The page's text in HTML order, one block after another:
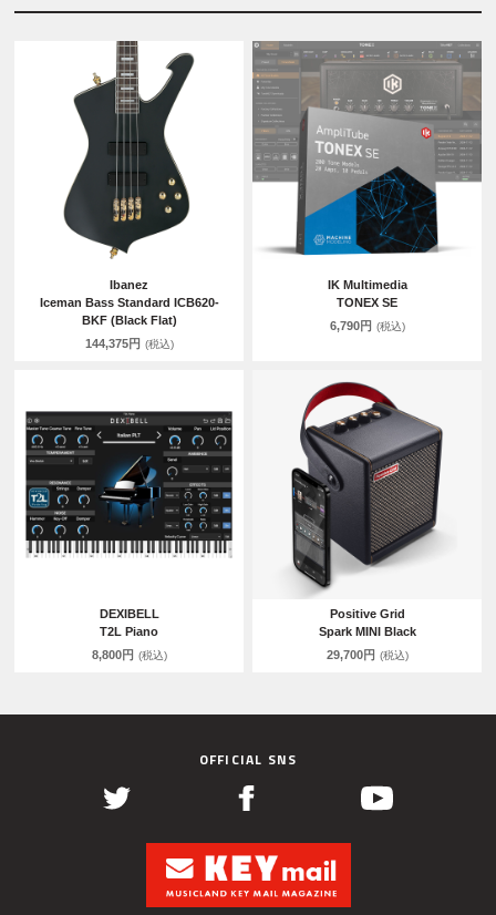
Ibanez
Iceman Bass Standard ICB620-
BKF (Black Flat)
144,375円 (税込)
IK Multimedia
TONEX SE
6,790円 (税込)
DEXIBELL
T2L Piano
8,800円 (税込)
Positive Grid
Spark MINI Black
29,700円 (税込)
OFFICIAL SNS